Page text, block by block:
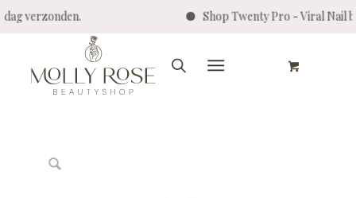
verzonden. Shop Twenty Pro - Viral